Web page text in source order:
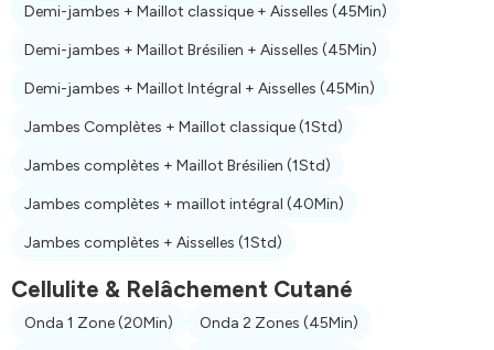
Demi-jambes + Maillot classique + Aisselles (45Min)
Demi-jambes + Maillot Brésilien + Aisselles (45Min)
Demi-jambes + Maillot Intégral + Aisselles (45Min)
Jambes Complètes + Maillot classique(1Std)
Jambes complètes + Maillot Brésilien (1Std)
Jambes complètes + maillot intégral (40Min)
Jambes complètes + Aisselles (1Std)
Cellulite & Relâchement Cutané
Onda 1 Zone(20Min) Onda 2 Zones (45Min)